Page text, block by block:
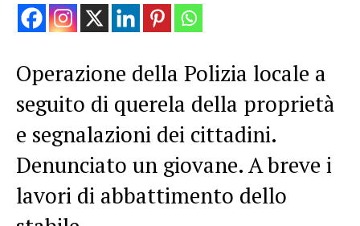
Operazione della Polizia locale a
seguito di querela della proprietà
e segnalazioni dei cittadini.
Denunciato un giovane. A breve i
lavori di abbattimento dello